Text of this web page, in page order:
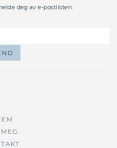
deg av e-postlisten.